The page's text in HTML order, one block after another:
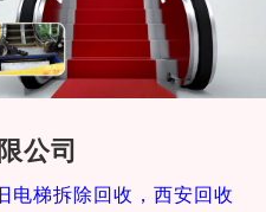
公司
电梯拆除回收，西安回收